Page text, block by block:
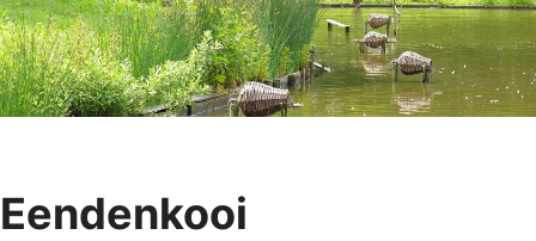
Eendenkooi